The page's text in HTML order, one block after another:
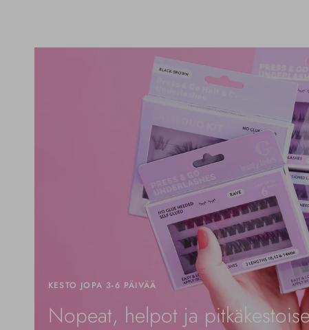
KESTO JOPA 3-6 PÄIVÄÄ
Nopeat, helpot ja